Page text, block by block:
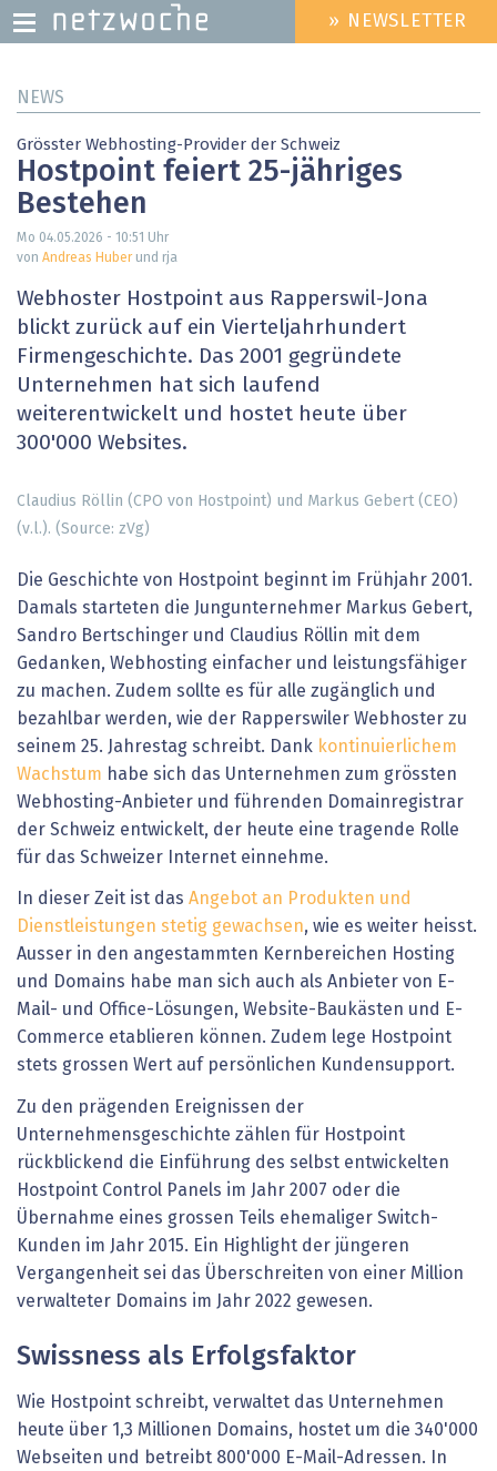
zum
HEADER
MENU
» NEWSLETTER
NEWS
Grösster Webhosting-Provider der Schweiz
Hostpoint feiert 25-jähriges
Bestehen
Mo 04.05.2026 - 10:51 Uhr
von Andreas Huberund rja
Webhoster Hostpoint aus Rapperswil-Jona
blickt zurück auf ein Vierteljahrhundert
Firmengeschichte. Das 2001 gegründete
Unternehmen hat sich laufend
weiterentwickelt und hostet heute über
300'000 Websites.
Claudius Röllin (CPO von Hostpoint) und Markus Gebert (CEO)
(v.l.). (Source: zVg)
Die Geschichte von Hostpoint beginnt im Frühjahr 2001.
Damals starteten die Jungunternehmer Markus Gebert,
Sandro Bertschinger und Claudius Röllin mit dem
Gedanken, Webhosting einfacher und leistungsfähiger
zu machen. Zudem sollte es für alle zugänglich und
bezahlbar werden, wie der Rapperswiler Webhoster zu
seinem 25. Jahrestag schreibt. Dank kontinuierlichem
Wachstum habe sich das Unternehmen zum grössten
Webhosting-Anbieter und führenden Domainregistrar
der Schweiz entwickelt, der heute eine tragende Rolle
für das Schweizer Internet einnehme.
In dieser Zeit ist das Angebot an Produkten und
Dienstleistungen stetig gewachsen, wie es weiter heisst.
Ausser in den angestammten Kernbereichen Hosting
und Domains habe man sich auch als Anbieter von E-
Mail- und Office-Lösungen, Website-Baukästen und E-
Commerce etablieren können. Zudem lege Hostpoint
stets grossen Wert auf persönlichen Kundensupport.
Zu den prägenden Ereignissen der
Unternehmensgeschichte zählen für Hostpoint
rückblickend die Einführung des selbst entwickelten
Hostpoint Control Panels im Jahr 2007 oder die
Übernahme eines grossen Teils ehemaliger Switch-
Kunden im Jahr 2015. Ein Highlight der jüngeren
Vergangenheit sei das Überschreiten von einer Million
verwalteter Domains im Jahr 2022 gewesen.
Swissness als Erfolgsfaktor
Wie Hostpoint schreibt, verwaltet das Unternehmen
heute über 1,3 Millionen Domains, hostet um die 340'000
Webseiten und betreibt 800'000 E-Mail-Adressen. In